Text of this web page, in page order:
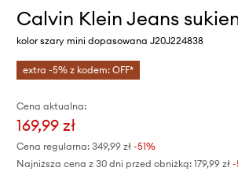
Calvin Klein Jeans
kolor szary mini dopasowana J20J224838
extra -5% z kodem: OFF*
Cena aktualna:
169,99 zł
Cena regularna: 349,99 zł-51%
Najniższa cena z 30 dni przed obniżką: 179,99 zł -